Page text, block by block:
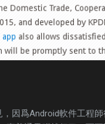
因爲Android軟件工程